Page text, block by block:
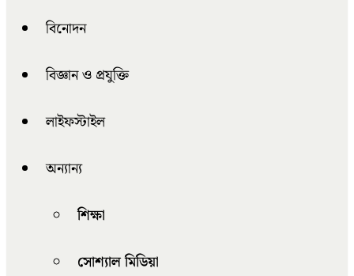
বিনোদন
বিজ্ঞান ও প্রযুক্তি
লাইফস্টাইল
অন্যান্য
শিক্ষা
সোশ্যাল মিডিয়া